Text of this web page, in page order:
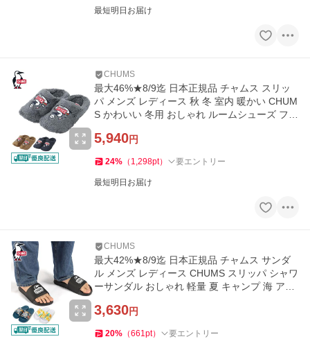
最短明日お届け
CHUMS
最大46%★8/9迄 日本正規品 チャムス スリッ
パ メンズ レディース 秋 冬 室内 暖かい CHUM
S かわいい 冬用 おしゃれ ルームシューズ フリ
5,940円
24% （ 1,298pt） 要エントリー
最短明日お届け
CHUMS
最大42%★8/9迄 日本正規品 チャムス サンダ
ル メンズ レディース CHUMS スリッパ シャワ
ーサンダル おしゃれ 軽量 夏 キャンプ 海 アウ
3,630円
20% （661pt） 要エントリー